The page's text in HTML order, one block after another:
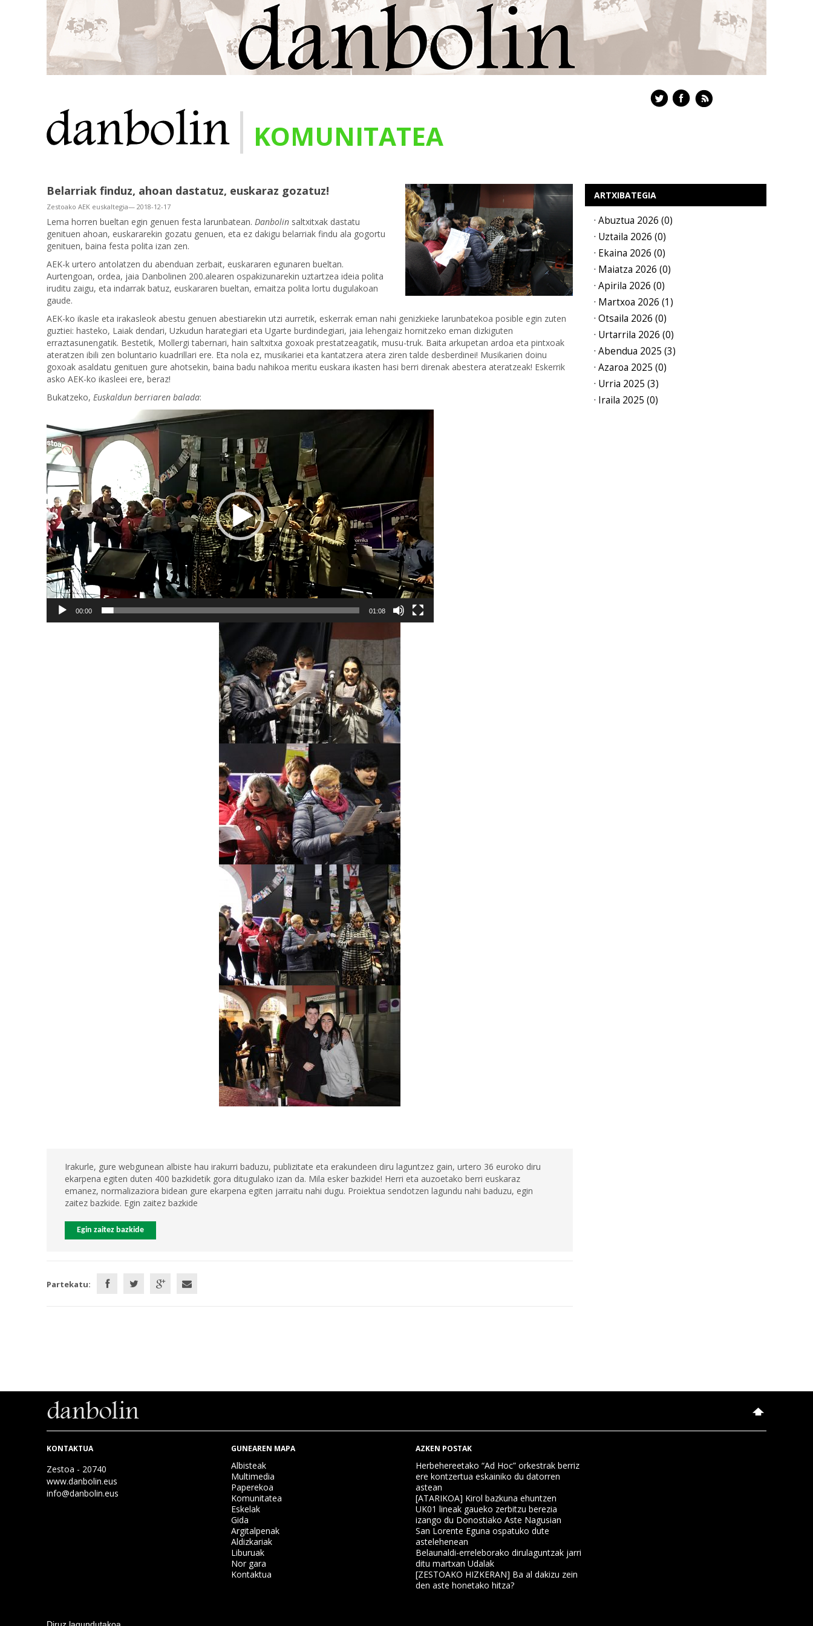
KOMUNITATEA
|
Belarriak finduz, ahoan dastatuz, euskaraz gozatuz!
Zestoako AEK euskaltegia— 2018-12-17
Lema horren bueltan egin genuen festa larunbatean. Danbolin saltxitxak dastatu
genituen ahoan, euskararekin gozatu genuen, eta ez dakigu belarriak findu ala gogortu
genituen, baina festa polita izan zen.
AEK-k urtero antolatzen du abenduan zerbait, euskararen egunaren bueltan.
Aurtengoan, ordea, jaia Danbolinen 200.alearen ospakizunarekin uztartzea ideia polita
iruditu zaigu, eta indarrak batuz, euskararen bueltan, emaitza polita lortu dugulakoan
gaude.
AEK-ko ikasle eta irakasleok abestu genuen abestiarekin utzi aurretik, eskerrak eman nahi genizkieke larunbatekoa posible egin zuten
guztiei: hasteko, Laiak dendari, Uzkudun harategiari eta Ugarte burdindegiari, jaia lehengaiz hornitzeko eman dizkiguten
erraztasunengatik. Bestetik, Mollergi tabernari, hain saltxitxa goxoak prestatzeagatik, musu-truk. Baita arkupetan ardoa eta pintxoak
ateratzen ibili zen boluntario kuadrillari ere. Eta nola ez, musikariei eta kantatzera atera ziren talde desberdinei! Musikarien doinu
goxoak asaldatu genituen gure ahotsekin, baina badu nahikoa meritu euskara ikasten hasi berri direnak abestera ateratzeak! Eskerrik
asko AEK-ko ikasleei ere, beraz!
Bukatzeko, Euskaldun berriaren balada:
erreproduzigailua
00:00 01:08
Irakurle, gure webgunean albiste hau irakurri baduzu, publizitate eta erakundeen diru laguntzez gain, urtero 36 euroko diru
ekarpena egiten duten 400 bazkidetik gora ditugulako izan da. Mila esker bazkide! Herri eta auzoetako berri euskaraz
emanez, normalizaziora bidean gure ekarpena egiten jarraitu nahi dugu. Proiektua sendotzen lagundu nahi baduzu, egin
zaitez bazkide. Egin zaitez bazkide
Egin zaitez bazkide
Partekatu:
ARTXIBATEGIA
· Abuztua 2026 (0)
· Uztaila 2026 (0)
· Ekaina 2026 (0)
· Maiatza 2026 (0)
· Apirila 2026 (0)
· Martxoa 2026 (1)
· Otsaila 2026 (0)
· Urtarrila 2026 (0)
· Abendua 2025 (3)
· Azaroa 2025 (0)
· Urria 2025 (3)
· Iraila 2025 (0)
KONTAKTUA
Zestoa - 20740
www.danbolin.eus
info@danbolin.eus
GUNEAREN MAPA
Albisteak
Multimedia
Paperekoa
Komunitatea
Eskelak
Gida
Argitalpenak
Aldizkariak
Liburuak
Nor gara
Kontaktua
AZKEN POSTAK
Herbehereetako “Ad Hoc” orkestrak berriz
ere kontzertua eskainiko du datorren
astean
[ATARIKOA] Kirol bazkuna ehuntzen
UK01 lineak gaueko zerbitzu berezia
izango du Donostiako Aste Nagusian
San Lorente Eguna ospatuko dute
astelehenean
Belaunaldi-erreleborako dirulaguntzak jarri
ditu martxan Udalak
[ZESTOAKO HIZKERAN] Ba al dakizu zein
den aste honetako hitza?